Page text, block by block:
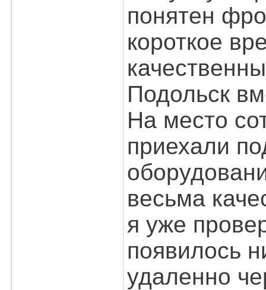
понятен
короткое
Подольск
На место
приехали
весьма
я уже
появилось
удаленно